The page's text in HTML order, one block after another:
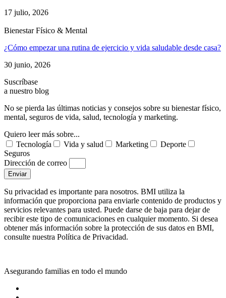
17 julio, 2026
Bienestar Físico & Mental
¿Cómo empezar una rutina de ejercicio y vida saludable desde casa?
30 junio, 2026
Suscríbase
a nuestro blog
No se pierda las últimas noticias y consejos sobre su bienestar físico,
mental, seguros de vida, salud, tecnología y marketing.
Quiero leer más sobre...
Tecnología
Vida y salud Marketing
Deporte
Seguros
Dirección de correo
Enviar
Su privacidad es importante para nosotros. BMI utiliza la
información que proporciona para enviarle contenido de productos y
servicios relevantes para usted. Puede darse de baja para dejar de
recibir este tipo de comunicaciones en cualquier momento. Si desea
obtener más información sobre la protección de sus datos en BMI,
consulte nuestra Política de Privacidad.
Asegurando familias en todo el mundo